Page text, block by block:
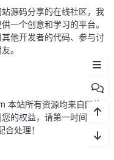
源码分享的在线社区，我
一个创意和学习的平台。
他开发者的代码、参与讨
。
站所有资源均来自网络
的权益，请第一时间联系
处理！